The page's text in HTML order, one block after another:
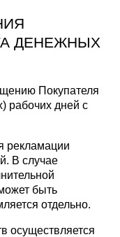
ДЕНЕЖНЫХ
Покупателя
рабочих дней с
рекламации
В случае
быть
отдельно.
осуществляется